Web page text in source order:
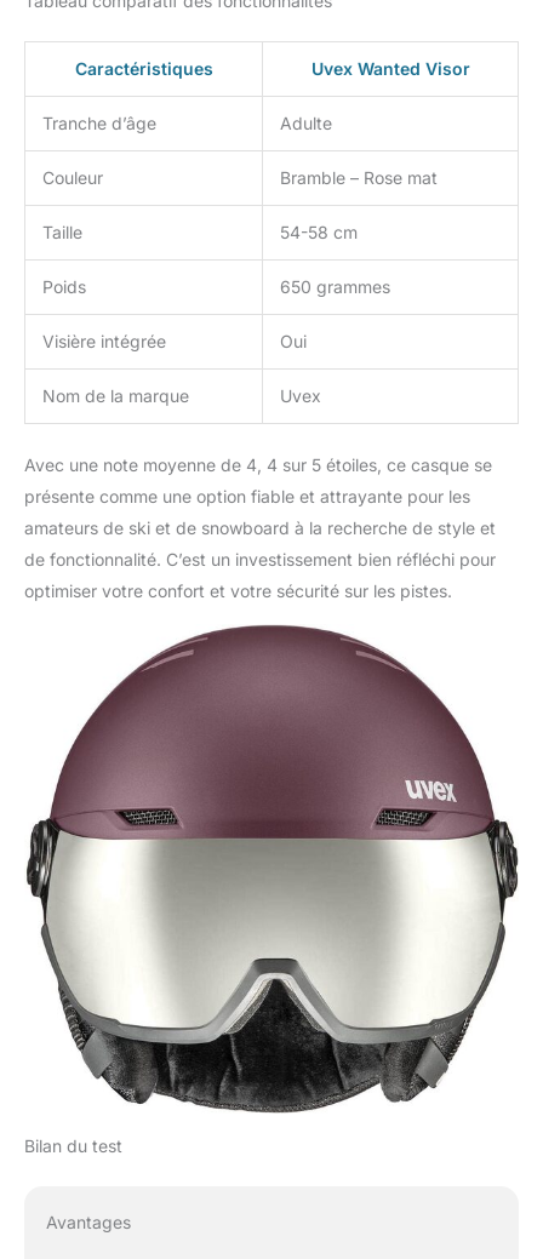
Caractéristiques Uvex Wanted Visor
Tranche d’âge Adulte
Couleur Bramble – Rose mat
Taille 54-58 cm
Poids 650 grammes
Visière intégrée Oui
Nom de la marque Uvex
Avec une note moyenne de 4, 4 sur 5 étoiles, ce casque se
présente comme une option fiable et attrayante pour les
amateurs de ski et de snowboard à la recherche de style et
de fonctionnalité. C’est un investissement bien réfléchi pour
optimiser votre confort et votre sécurité sur les pistes.
Bilan du test
Avantages